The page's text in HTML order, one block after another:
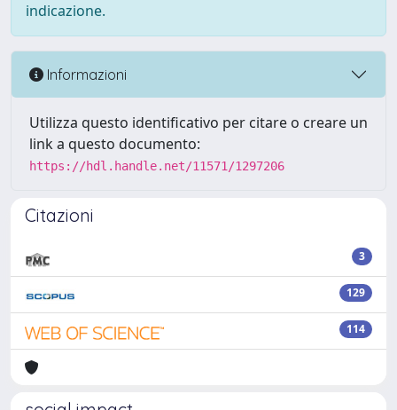
indicazione.
Informazioni
Utilizza questo identificativo per citare o creare un
link a questo documento:
https://hdl.handle.net/11571/1297206
Citazioni
3
129
114